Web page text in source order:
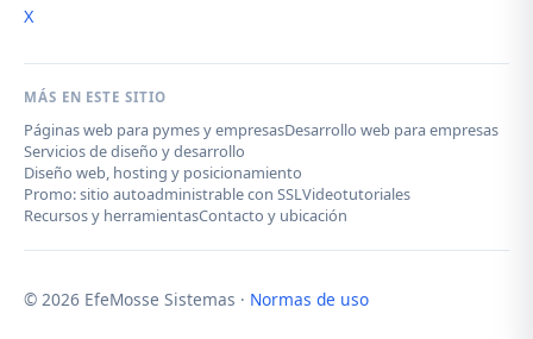
X
MÁS EN ESTE SITIO
Páginas web para pymes y empresasDesarrollo web para empresas
Servicios de diseño y desarrollo
Diseño web, hosting y posicionamiento
Promo: sitio autoadministrable con SSLVideotutoriales
Recursos y herramientasContacto y ubicación
© 2026 EfeMosse Sistemas · Normas de uso